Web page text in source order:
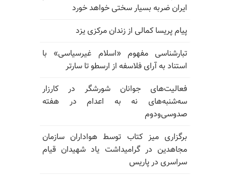
ایران ضربه بسیار سختی خواهد خورد
پیام پریسا کمالی از زندان مرکزی یزد
تبارشناسی مفهوم «اسلام غیرسیاسی» با
استناد به آرای فلاسفه از ارسطو تا سارتر
فعالیت‌های جوانان شورشگر در کارزار
سه‌شنبه‌های نه به اعدام در هفته
صدوسی‌و‌دوم
برگزاری میز کتاب توسط هواداران سازمان
مجاهدین در گرامیداشت یاد شهیدان قیام
سراسری در پاریس